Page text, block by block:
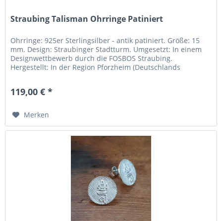
Straubing Talisman Ohrringe Patiniert
Ohrringe: 925er Sterlingsilber - antik patiniert. Größe: 15
mm. Design: Straubinger Stadtturm. Umgesetzt: In einem
Designwettbewerb durch die FOSBOS Straubing.
Hergestellt: In der Region Pforzheim (Deutschlands
119,00 € *
Merken